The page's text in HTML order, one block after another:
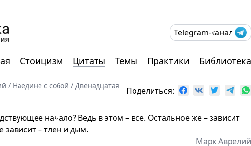
Telegram-канал
Стоицизм Цитаты Темы Практики Библиотека
/ Наедине с собой / Двенадцатая
Поделиться:
начало? Ведь в этом – все. Остальное же – зависит
зависит – тлен и дым.
Марк Аврелий